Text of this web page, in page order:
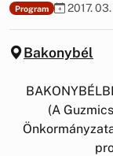
Program 2017.
Bakonybél
(A